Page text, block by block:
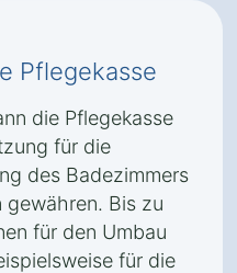
Pflegekasse
die Pflegekasse
für die
des Badezimmers
gewähren. Bis zu
für den Umbau
für die